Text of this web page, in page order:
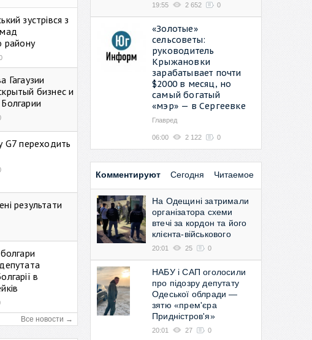
зустрівся з
району
Гагаузии
бизнес и
G7 переходить
результати
в
Все новости →
19:55 2 652 0
«Золотые»
сельсоветы:
руководитель
Крыжановки
зарабатывает почти
$2000 в месяц, но
самый богатый
«мэр» — в Сергеевке
Главред
06:00 2 122 0
Комментируют Сегодня Читаемое
На Одещині затримали
організатора схеми
втечі за кордон та його
клієнта-військового
20:01 25 0
НАБУ і САП оголосили
про підозру депутату
Одеської облради —
зятю «прем'єра
Придністров'я»
20:01 27 0